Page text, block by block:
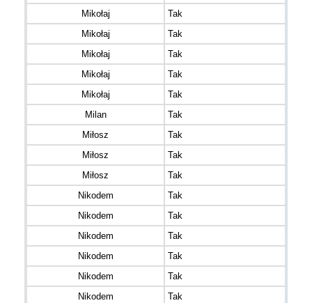
Mikołaj
Tak
Mikołaj
Tak
Mikołaj
Tak
Mikołaj
Tak
Mikołaj
Tak
Milan
Tak
Miłosz
Tak
Miłosz
Tak
Miłosz
Tak
Nikodem
Tak
Nikodem
Tak
Nikodem
Tak
Nikodem
Tak
Nikodem
Tak
Nikodem
Tak